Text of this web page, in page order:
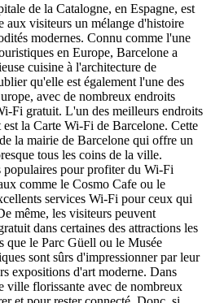
de la Catalogne, en Espagne, est
visiteurs un mélange d'histoire
modernes. Connu comme l'une
en Europe, Barcelone a
cuisine à l'architecture de
qu'elle est également l'une des
avec de nombreux endroits
Fi gratuit. L'un des meilleurs endroits
la Carte Wi-Fi de Barcelone. Cette
la mairie de Barcelone qui offre un
tous les coins de la ville.
populaires pour profiter du Wi-Fi
comme le Cosmo Cafe ou le
services Wi-Fi pour ceux qui
même, les visiteurs peuvent
dans certaines des attractions les
que le Parc Güell ou le Musée
sont sûrs d'impressionner par leur
expositions d'art moderne. Dans
ville florissante avec de nombreux